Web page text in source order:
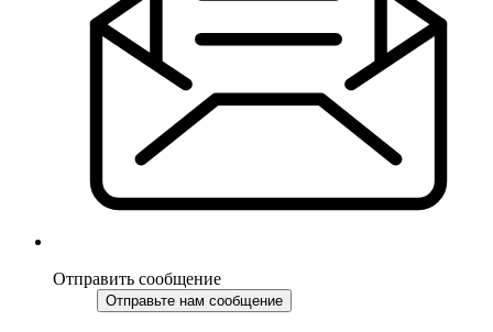
Отправить сообщение
Отправьте нам сообщение